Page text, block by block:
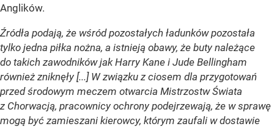
Anglików.
Źródła podają, że wśród pozostałych ładunków pozostała
tylko jedna piłka nożna, a istnieją obawy, że buty należące
do takich zawodników jak Harry Kane i Jude Bellingham
również zniknęły [...] W związku z ciosem dla przygotowań
przed środowym meczem otwarcia Mistrzostw Świata
z Chorwacją, pracownicy ochrony podejrzewają, że w sprawę
mogą być zamieszani kierowcy, którym zaufali w dostawie